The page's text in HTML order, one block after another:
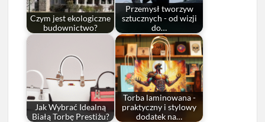
Czym jest ekologiczne
budownictwo?
Przemysł tworzyw
sztucznych - od wizji
do…
Jak Wybrać Idealną
Białą Torbę Prestiżu?
Torba laminowana -
praktyczny i stylowy
dodatek na…